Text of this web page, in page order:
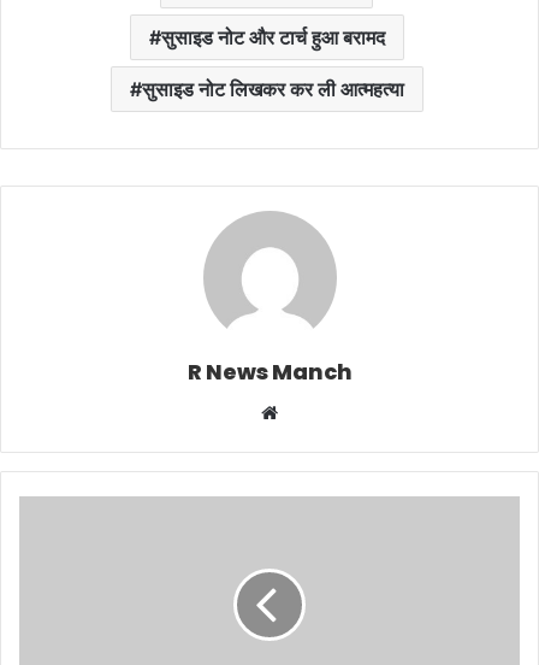
सुसाइड नोट और टार्च हुआ बरामद
सुसाइड नोट लिखकर कर ली आत्महत्या
R News Manch
Website